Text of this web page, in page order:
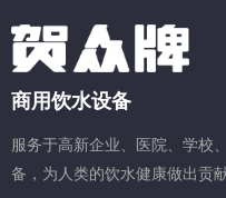
商用饮水设备
服务于高新企业、医院、学校
备，为人类的饮水健康做出贡